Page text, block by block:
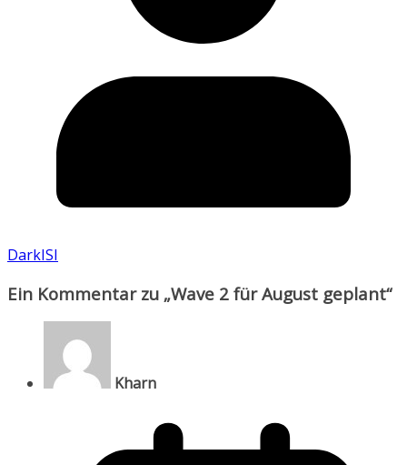
DarkISI
Ein Kommentar zu „Wave 2 für August geplant“
Kharn